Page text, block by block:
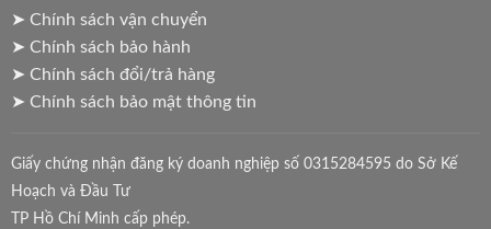
➤ Chính sách vận chuyển
➤ Chính sách bảo hành
➤ Chính sách đổi/trả hàng
➤ Chính sách bảo mật thông tin
Giấy chứng nhận đăng ký doanh nghiệp số 0315284595 do Sở Kế
Hoạch và Đầu Tư
TP Hồ Chí Minh cấp phép.